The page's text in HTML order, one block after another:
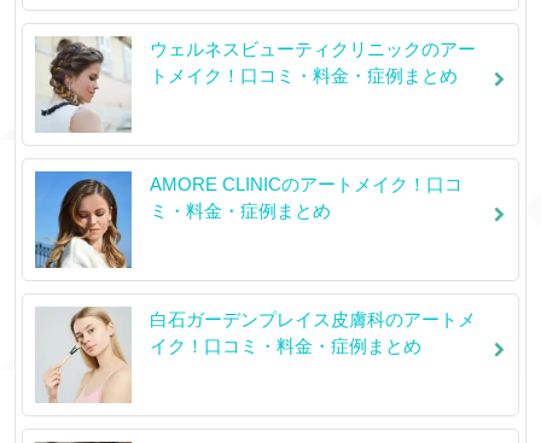
ウェルネスビューティクリニックのアー
トメイク！口コミ・料金・症例まとめ
AMORE CLINICのアートメイク！口コ
ミ・料金・症例まとめ
白石ガーデンプレイス皮膚科のアートメ
イク！口コミ・料金・症例まとめ